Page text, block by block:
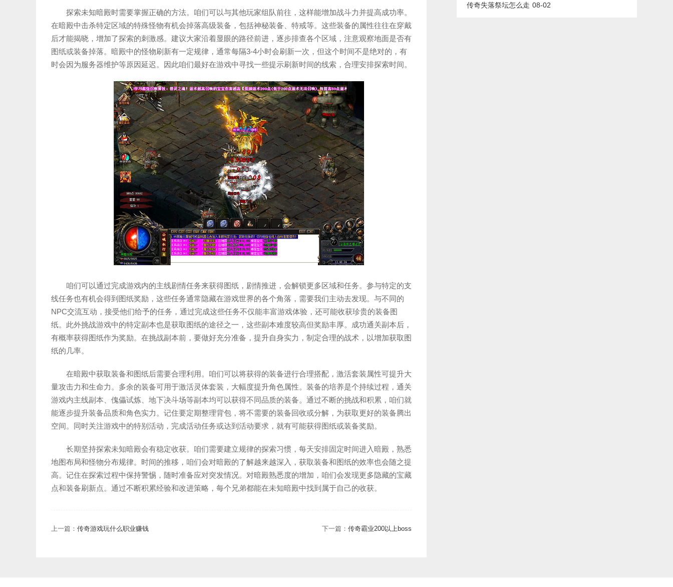
探索未知暗殿时需要掌握正确的方法。咱们可以与其他玩家组队前往，这样能增加战斗力并提高成功率。
在暗殿中击杀特定区域的特殊怪物有机会掉落高级装备，包括神秘装备、特戒等。这些装备的属性往往在穿戴
后才能揭晓，增加了探索的刺激感。建议大家沿着显眼的路径前进，逐步排查各个区域，注意观察地面是否有
图纸或装备掉落。暗殿中的怪物刷新有一定规律，通常每隔3-4小时会刷新一次，但这个时间不是绝对的，有
时会因为服务器维护等原因延迟。因此咱们最好在游戏中寻找一些提示刷新时间的线索，合理安排探索时间。
咱们可以通过完成游戏内的主线剧情任务来获得图纸，剧情推进，会解锁更多区域和任务。参与特定的支
线任务也有机会得到图纸奖励，这些任务通常隐藏在游戏世界的各个角落，需要我们主动去发现。与不同的
NPC交流互动，接受他们给予的任务，通过完成这些任务不仅能丰富游戏体验，还可能收获珍贵的装备图
纸。此外挑战游戏中的特定副本也是获取图纸的途径之一，这些副本难度较高但奖励丰厚。成功通关副本后，
有概率获得图纸作为奖励。在挑战副本前，要做好充分准备，提升自身实力，制定合理的战术，以增加获取图
纸的几率。
在暗殿中获取装备和图纸后需要合理利用。咱们可以将获得的装备进行合理搭配，激活套装属性可提升大
量攻击力和生命力。多余的装备可用于激活灵体套装，大幅度提升角色属性。装备的培养是个持续过程，通关
游戏内主线副本、傀儡试炼、地下决斗场等副本均可以获得不同品质的装备。通过不断的挑战和积累，咱们就
能逐步提升装备品质和角色实力。记住要定期整理背包，将不需要的装备回收或分解，为获取更好的装备腾出
空间。同时关注游戏中的特别活动，完成活动任务或达到活动要求，就有可能获得图纸或装备奖励。
长期坚持探索未知暗殿会有稳定收获。咱们需要建立规律的探索习惯，每天安排固定时间进入暗殿，熟悉
地图布局和怪物分布规律。时间的推移，咱们会对暗殿的了解越来越深入，获取装备和图纸的效率也会随之提
高。记住在探索过程中保持警惕，随时准备应对突发情况。对暗殿熟悉度的增加，咱们会发现更多隐藏的宝藏
点和装备刷新点。通过不断积累经验和改进策略，每个兄弟都能在未知暗殿中找到属于自己的收获。
上一篇： 传奇游戏玩什么职业赚钱 下一篇： 传奇霸业200以上boss
传奇失落祭坛怎么走 08-02